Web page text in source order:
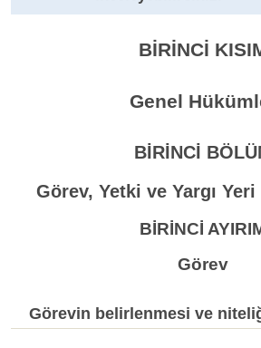
BİRİNCİ
Genel
BİRİNCİ
Görev, Yetki ve Yargı
BİRİNCİ
Görev
Görevin belirlenmesi ve